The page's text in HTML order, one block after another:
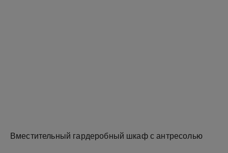
Вместительный гардеробный шкаф с антресолью